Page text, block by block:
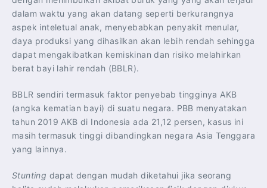
dalam waktu yang akan datang seperti berkurangnya
aspek inteletual anak, menyebabkan penyakit menular,
daya produksi yang dihasilkan akan lebih rendah sehingga
dapat mengakibatkan kemiskinan dan risiko melahirkan
berat bayi lahir rendah (BBLR).
BBLR sendiri termasuk faktor penyebab tingginya AKB
(angka kematian bayi) di suatu negara. PBB menyatakan
tahun 2019 AKB di Indonesia ada 21,12 persen, kasus ini
masih termasuk tinggi dibandingkan negara Asia Tenggara
yang lainnya.
Stunting dapat dengan mudah diketahui jika seorang